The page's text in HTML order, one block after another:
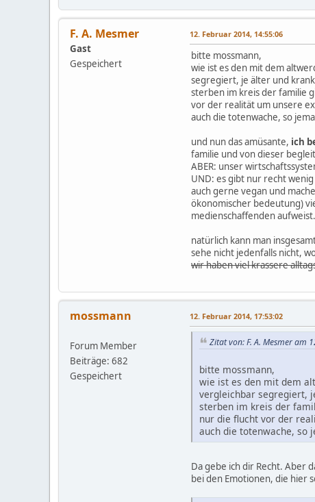
F. A. Mesmer
Gast
Gespeichert
12. Februar 2014, 14:55:06
bitte mossmann,
wie ist es den mit dem
segregiert, je älter und
sterben im kreis der familie
vor der realität um unsere
auch die totenwache, so
und nun das amüsante, ich
familie und von dieser
ABER: unser
UND: es gibt nur recht
auch gerne vegan und
ökonomischer bedeutung)
medienschaffenden aufweist.
natürlich kann man
sehe nicht jedenfalls nicht,
wir haben viel krassere
mossmann
Forum Member
Beiträge: 682
Gespeichert
12. Februar 2014, 17:53:02
Zitat von: F. A. Mesmer am
bitte mossmann,
wie ist es den mit dem
vergleichbar segregiert,
sterben im kreis der
nur die flucht vor der
auch die totenwache, so
Da gebe ich dir Recht. Aber
bei den Emotionen, die hier